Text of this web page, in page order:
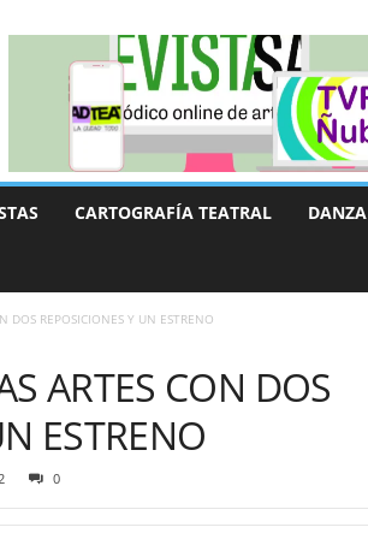
CARTOGRAFÍA TEATRAL DANZA
DOS REPOSICIONES Y UN ESTRENO
ARTES CON DOS
ESTRENO
0